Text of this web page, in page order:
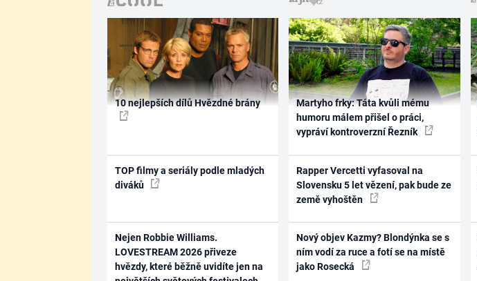
10 nejlepších dílů Hvězdné brány
TOP filmy a seriály podle mladých
diváků
Nejen Robbie Williams.
LOVESTREAM 2026 přiveze
hvězdy, které běžně uvidíte jen na
Martyho frky: Táta kvůli mému
humoru málem přišel o práci,
vypráví kontroverzní Řezník
Rapper Vercetti vyfasoval na
Slovensku 5 let vězení, pak bude ze
země vyhoštěn
Nový objev Kazmy? Blondýnka se s
ním vodí za ruce a fotí se na místě
jako Rosecká